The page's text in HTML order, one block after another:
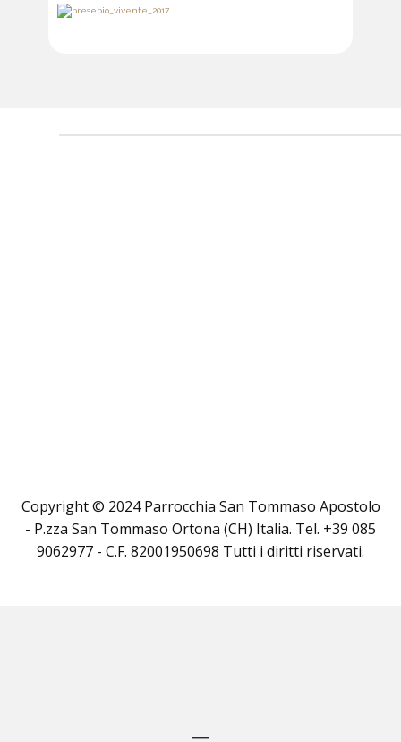
Copyright © 2024 Parrocchia San Tommaso Apostolo
- P.zza San Tommaso Ortona (CH) Italia. Tel. +39 085
9062977 - C.F. 82001950698 Tutti i diritti riservati.